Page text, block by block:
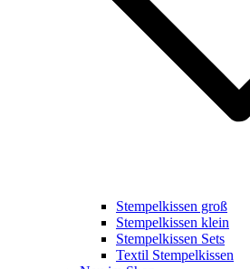
Stempelkissen groß
Stempelkissen klein
Stempelkissen Sets
Textil Stempelkissen